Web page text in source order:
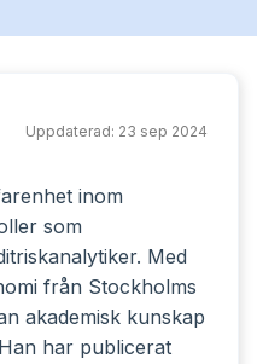
Uppdaterad: 23 sep 2024
inom
som
Med
från Stockholms
akademisk kunskap
har publicerat